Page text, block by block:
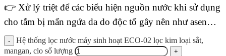
👉 Xử lý triệt để các biểu hiện nguồn nước khi sử dụng
cho tắm bị mẩn ngứa da do độc tố gây nên như asen…
Hệ thống lọc nước máy sinh hoạt ECO-02 lọc kim loại sắt,
mangan, clo số lượng